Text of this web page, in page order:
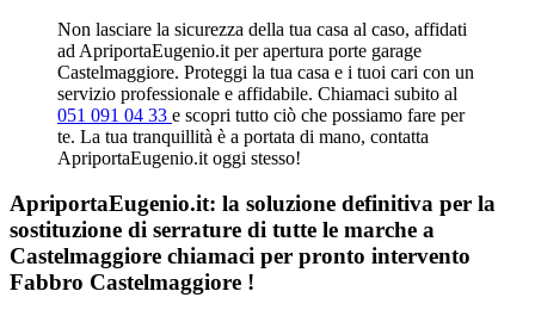
Non lasciare la sicurezza della tua casa al caso, affidati
ad ApriportaEugenio.it per apertura porte garage
Castelmaggiore. Proteggi la tua casa e i tuoi cari con un
servizio professionale e affidabile. Chiamaci subito al
051 091 04 33 e scopri tutto ciò che possiamo fare per
te. La tua tranquillità è a portata di mano, contatta
ApriportaEugenio.it oggi stesso!
ApriportaEugenio.it: la soluzione definitiva per la
sostituzione di serrature di tutte le marche a
Castelmaggiore chiamaci per pronto intervento
Fabbro Castelmaggiore !